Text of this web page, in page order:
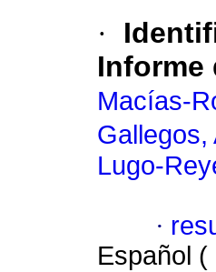
·
Informe
Macías-
Gallegos,
Lugo-
·
Español (